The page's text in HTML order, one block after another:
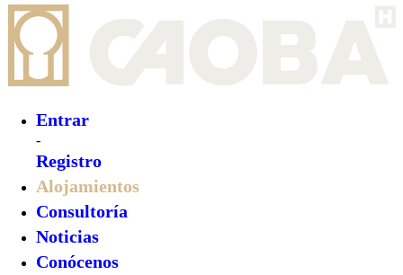
Entrar
-
Registro
Alojamientos
Consultoría
Noticias
Conócenos